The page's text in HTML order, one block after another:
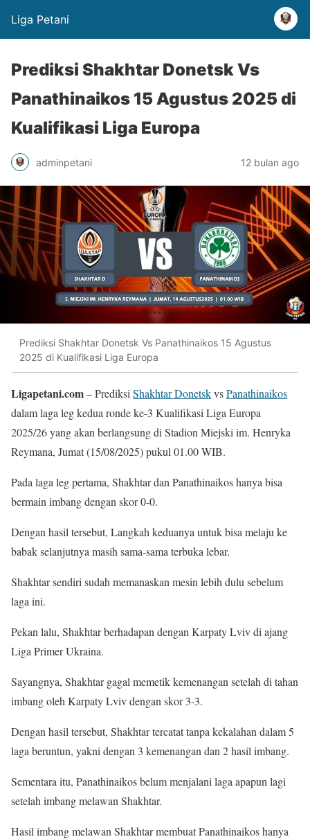
Liga Petani
Prediksi Shakhtar Donetsk Vs
Panathinaikos 15 Agustus 2025 di
Kualifikasi Liga Europa
adminpetani 12 bulan ago
Prediksi Shakhtar Donetsk Vs Panathinaikos 15 Agustus
2025 di Kualifikasi Liga Europa
Ligapetani.com– Prediksi Shakhtar DonetskvsPanathinaikos
dalam laga leg kedua ronde ke-3 Kualifikasi Liga Europa
2025/26 yang akan berlangsung di Stadion Miejski im. Henryka
Reymana, Jumat (15/08/2025) pukul 01.00 WIB.
Pada laga leg pertama, Shakhtar dan Panathinaikos hanya bisa
bermain imbang dengan skor 0-0.
Dengan hasil tersebut, Langkah keduanya untuk bisa melaju ke
babak selanjutnya masih sama-sama terbuka lebar.
Shakhtar sendiri sudah memanaskan mesin lebih dulu sebelum
laga ini.
Pekan lalu, Shakhtar berhadapan dengan Karpaty Lviv di ajang
Liga Primer Ukraina.
Sayangnya, Shakhtar gagal memetik kemenangan setelah di tahan
imbang oleh Karpaty Lviv dengan skor 3-3.
Dengan hasil tersebut, Shakhtar tercatat tanpa kekalahan dalam 5
laga beruntun, yakni dengan 3 kemenangan dan 2 hasil imbang.
Sementara itu, Panathinaikos belum menjalani laga apapun lagi
setelah imbang melawan Shakhtar.
Hasil imbang melawan Shakhtar membuat Panathinaikos hanya